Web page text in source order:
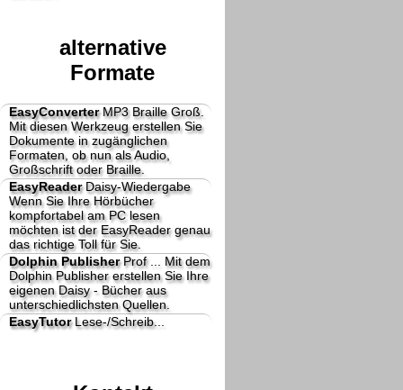
alternative
Formate
EasyConverterMP3 Braille Groß.
Mit diesen Werkzeug erstellen Sie
Dokumente in zugänglichen
Formaten, ob nun als Audio,
Großschrift oder Braille.
EasyReaderDaisy-Wiedergabe
Wenn Sie Ihre Hörbücher
kompfortabel am PC lesen
möchten ist der EasyReader genau
das richtige Toll für Sie.
Dolphin PublisherProf ...
Mit dem
Dolphin Publisher erstellen Sie Ihre
eigenen Daisy - Bücher aus
unterschiedlichsten Quellen.
EasyTutorLese-/Schreib...